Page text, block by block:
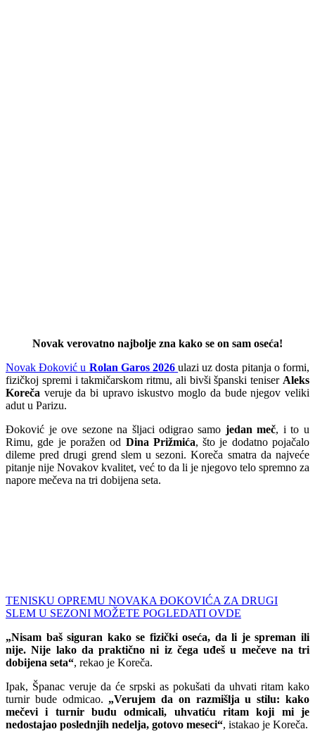
Novak verovatno najbolje zna kako se on sam oseća!
Novak Đoković u Rolan Garos 2026 ulazi uz dosta pitanja o formi,
fizičkoj spremi i takmičarskom ritmu, ali bivši španski teniser Aleks
Koreča veruje da bi upravo iskustvo moglo da bude njegov veliki
adut u Parizu.
Đoković je ove sezone na šljaci odigrao samo jedan meč, i to u
Rimu, gde je poražen od Dina Prižmića, što je dodatno pojačalo
dileme pred drugi grend slem u sezoni. Koreča smatra da najveće
pitanje nije Novakov kvalitet, već to da li je njegovo telo spremno za
napore mečeva na tri dobijena seta.
TENISKU OPREMU NOVAKA ĐOKOVIĆA ZA DRUGI
SLEM U SEZONI MOŽETE POGLEDATI OVDE
„Nisam baš siguran kako se fizički oseća, da li je spreman ili
nije. Nije lako da praktično ni iz čega uđeš u mečeve na tri
dobijena seta“, rekao je Koreča.
Ipak, Španac veruje da će srpski as pokušati da uhvati ritam kako
turnir bude odmicao. „Verujem da on razmišlja u stilu: kako
mečevi i turnir budu odmicali, uhvatiću ritam koji mi je
nedostajao poslednjih nedelja, gotovo meseci“, istakao je Koreča.